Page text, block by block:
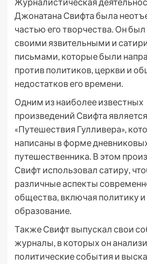
Джонатана Свифта была
частью его творчества. Он был
своими язвительными и
письмами, которые были
против политиков, церкви и
недостатков его времени.
Одним из наиболее известных
произведений Свифта является
«Путешествия Гулливера»,
написаны в форме
путешественника. В этом
Свифт использовал сатиру,
различные аспекты
общества, включая политику и
образование.
Также Свифт выпускал свои
журналы, в которых он
политические события и